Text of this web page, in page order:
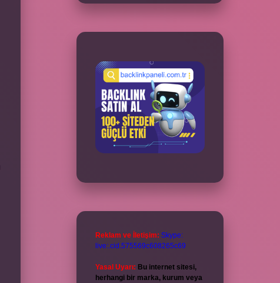
Reklam ve İletişim: Skype:
live:.cid.575569c608265c69
Yasal Uyarı: Bu internet sitesi,
herhangi bir marka, kurum veya